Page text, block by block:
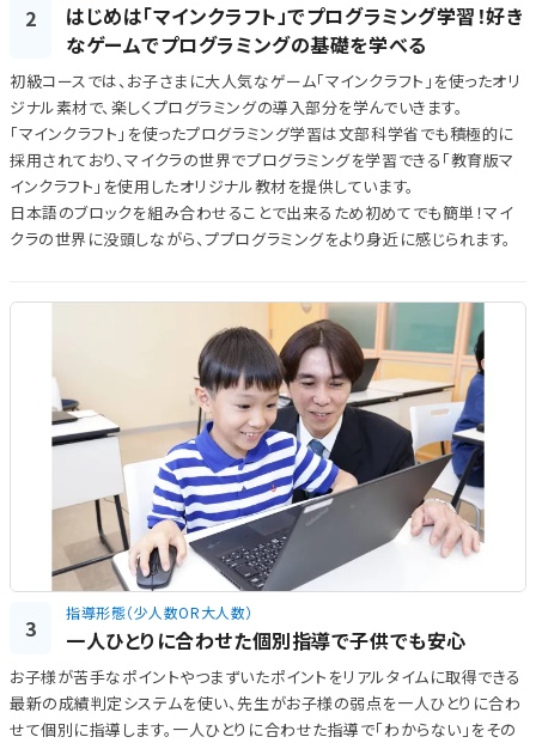
2
はじめは「マインクラフト」でプログラミング学習！好き
なゲームでプログラミングの基礎を学べる
初級コースでは、お子さまに大人気なゲーム「マインクラフト」を使ったオリ
ジナル素材で、楽しくプログラミングの導入部分を学んでいきます。
「マインクラフト」を使ったプログラミング学習は文部科学省でも積極的に
採用されており、マイクラの世界でプログラミングを学習できる「教育版マ
インクラフト」を使用したオリジナル教材を提供しています。
日本語のブロックを組み合わせることで出来るため初めてでも簡単！マイ
クラの世界に没頭しながら、ププログラミングをより身近に感じられます。
3
指導形態（少人数OR大人数）
一人ひとりに合わせた個別指導で子供でも安心
お子様が苦手なポイントやつまずいたポイントをリアルタイムに取得できる
最新の成績判定システムを使い、先生がお子様の弱点を一人ひとりに合わ
せて個別に指導します。一人ひとりに合わせた指導で「わからない」をその